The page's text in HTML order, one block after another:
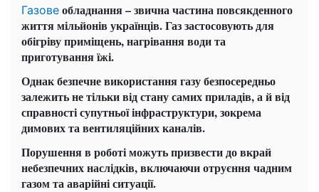
Газове обладнання – звична частина повсякденного
життя мільйонів українців. Газ застосовують для
обігріву приміщень, нагрівання води та
приготування їжі.
Однак безпечне використання газу безпосередньо
залежить не тільки від стану самих приладів, а й від
справності супутньої інфраструктури, зокрема
димових та вентиляційних каналів.
Порушення в роботі можуть призвести до вкрай
небезпечних наслідків, включаючи отруєння чадним
газом та аварійні ситуації.